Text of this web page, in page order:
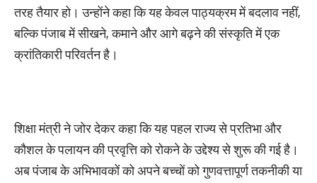
तरह तैयार हो। उन्होंने कहा कि यह केवल पाठ्यक्रम में बदलाव नहीं,
बल्कि पंजाब में सीखने, कमाने और आगे बढ़ने की संस्कृति में एक
क्रांतिकारी परिवर्तन है।
शिक्षा मंत्री ने जोर देकर कहा कि यह पहल राज्य से प्रतिभा और
कौशल के पलायन की प्रवृत्ति को रोकने के उद्देश्य से शुरू की गई है।
अब पंजाब के अभिभावकों को अपने बच्चों को गुणवत्तापूर्ण तकनीकी या